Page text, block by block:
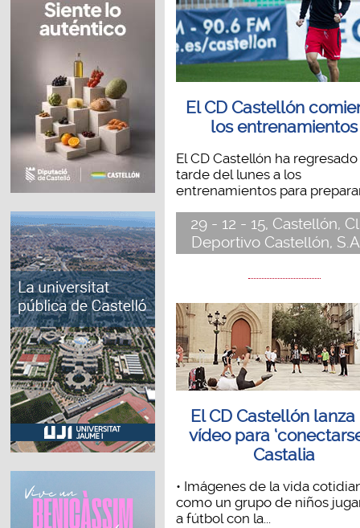
El CD Castellón
los entrenamientos
El CD Castellón ha
tarde del lunes a los
entrenamientos para
29 - 12 - 15, Castellón,
Deportivo Castellón,
El CD Castellón lanza
vídeo para
Castalia
• Imágenes de la vida
como un grupo de niños
a fútbol con la...